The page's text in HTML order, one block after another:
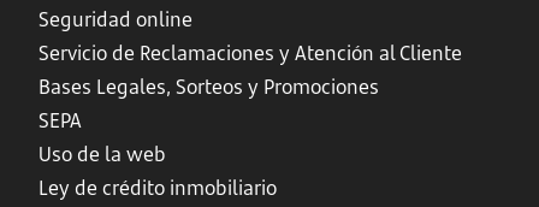
Seguridad online
Servicio de Reclamaciones y Atención al Cliente
Bases Legales, Sorteos y Promociones
SEPA
Uso de la web
Ley de crédito inmobiliario